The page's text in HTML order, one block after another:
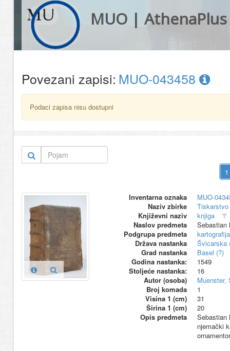
MUO | AthenaPlus
Povezani zapisi: MUO-043458
Podaci zapisa nisu dostupni
Inventarna oznaka
MUO-
Naziv zbirke
Književni naziv
knjiga
Naslov predmeta
Sebastian
Podgrupa predmeta
kartografija
Država nastanka
Švicarska
Grad nastanka
Basel (?)
Godina nastanka:
1549
Stoljeće nastanka:
16
Autor (osoba)
Muenster,
Broj komada
1
Visina 1 (cm)
31
Širina 1 (cm)
20
Opis predmeta
Sebastian
njemački